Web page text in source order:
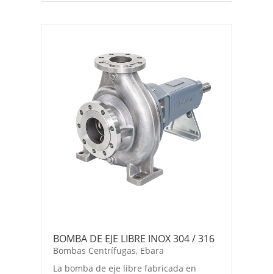
BOMBA DE EJE LIBRE INOX 304 / 316
Bombas Centrífugas, Ebara
La bomba de eje libre fabricada en